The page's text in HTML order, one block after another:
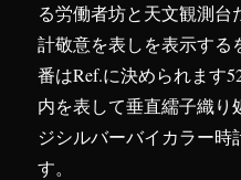
る労働者坊と天文観測
計敬意を表しを表示する
番はRef.に決められます
内を表して垂直繻子織り
ジシルバーバイカラー時
す。